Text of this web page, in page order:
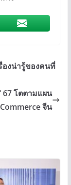
องน่ารู้ของคนที่
67 โตตามแผน
จีน